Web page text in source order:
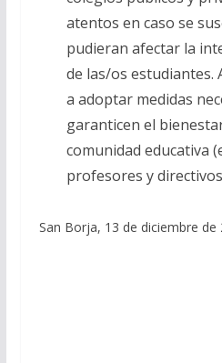
atentos en caso se
pudieran afectar la
de las/os estudiantes.
a adoptar medidas
garanticen el
comunidad educativa
profesores y
San Borja, 13 de diciembre de